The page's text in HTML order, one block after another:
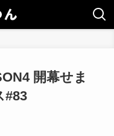
開幕せま
#83